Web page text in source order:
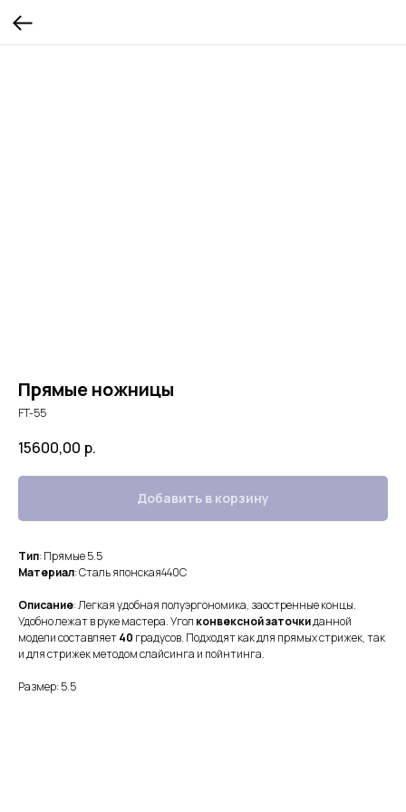
Прямые ножницы
FT-55
15600,00 р.
Добавить в корзину
Тип: Прямые 5.5
Материал: Сталь японская440С
Описание: Легкая удобная полуэргономика, заостренные концы.
Удобно лежат в руке мастера. Угол конвексной заточкиданной
модели составляет40 градусов. Подходят как для прямых стрижек, так
и для стрижек методом слайсинга и пойнтинга.
Размер: 5.5